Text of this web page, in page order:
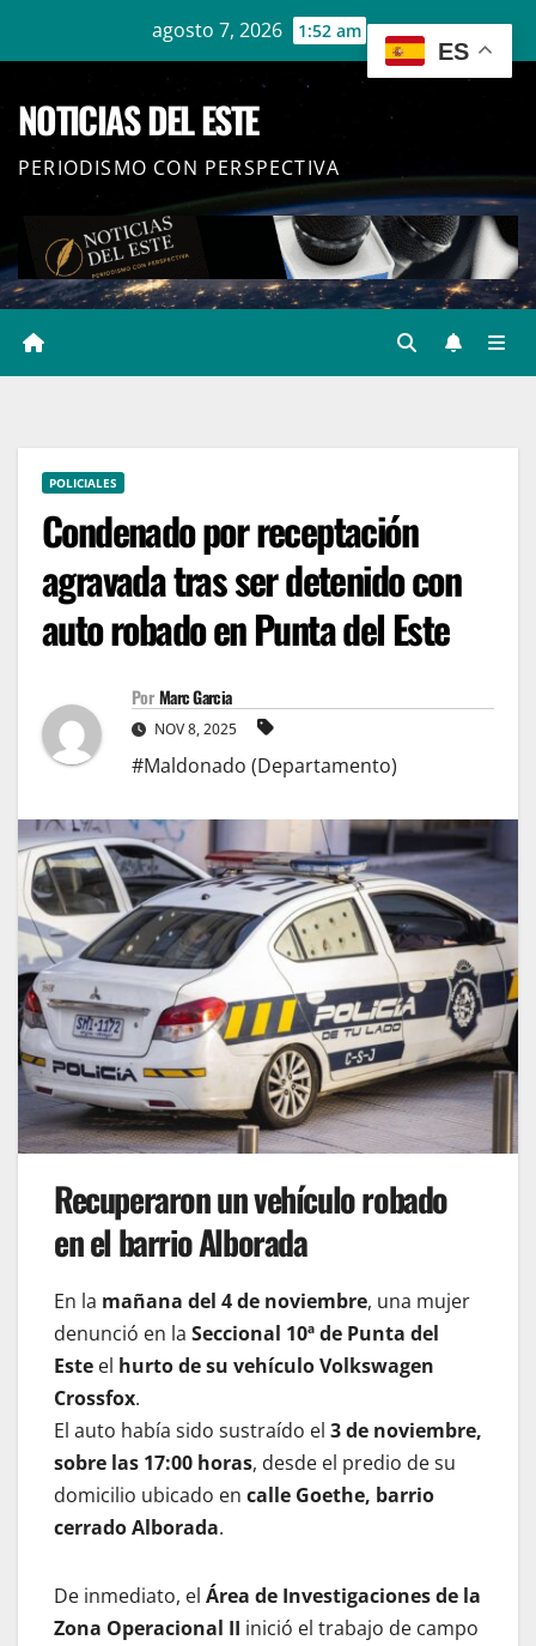
agosto 7, 2026 1:52 am
NOTICIAS DEL ESTE
PERIODISMO CON PERSPECTIVA
POLICIALES
Condenado por receptación
agravada tras ser detenido con
auto robado en Punta del Este
Por Marc Garcia
NOV 8, 2025
#Maldonado (Departamento)
Recuperaron un vehículo robado
en el barrio Alborada
En la mañana del 4 de noviembre, una mujer
denunció en la Seccional 10ª de Punta del
Este el hurto de su vehículo Volkswagen
Crossfox.
El auto había sido sustraído el 3 de noviembre,
sobre las 17:00 horas, desde el predio de su
domicilio ubicado en calle Goethe, barrio
cerrado Alborada.
De inmediato, el Área de Investigaciones de la
Zona Operacional II inició el trabajo de campo
ES